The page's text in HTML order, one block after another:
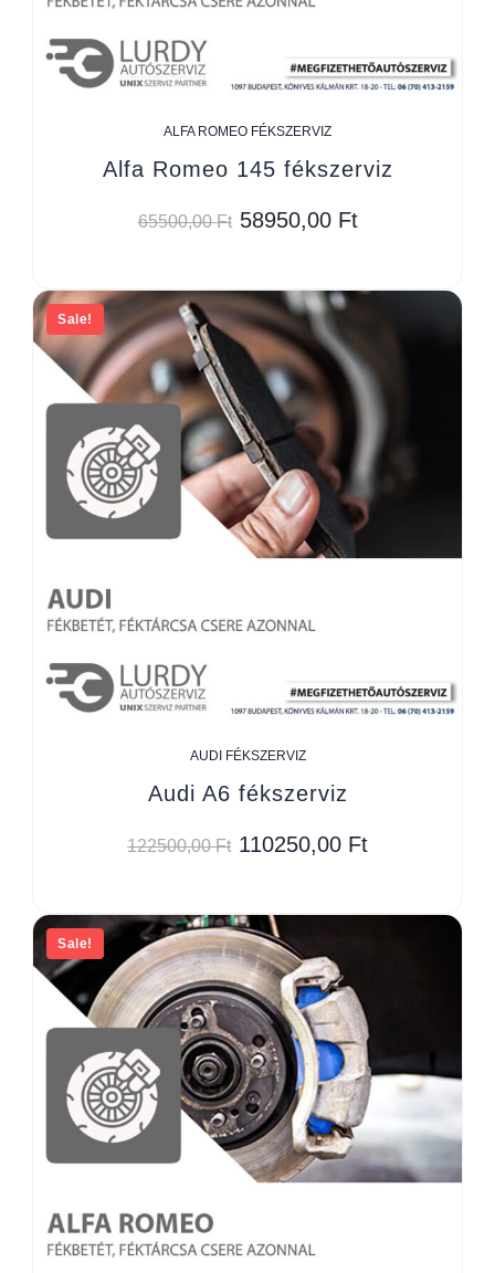
ALFA ROMEO FÉKSZERVIZ
Alfa Romeo 145 fékszerviz
65500,00Ft 58950,00 Ft
Sale!
AUDI FÉKSZERVIZ
Audi A6 fékszerviz
122500,00Ft 110250,00 Ft
Sale!